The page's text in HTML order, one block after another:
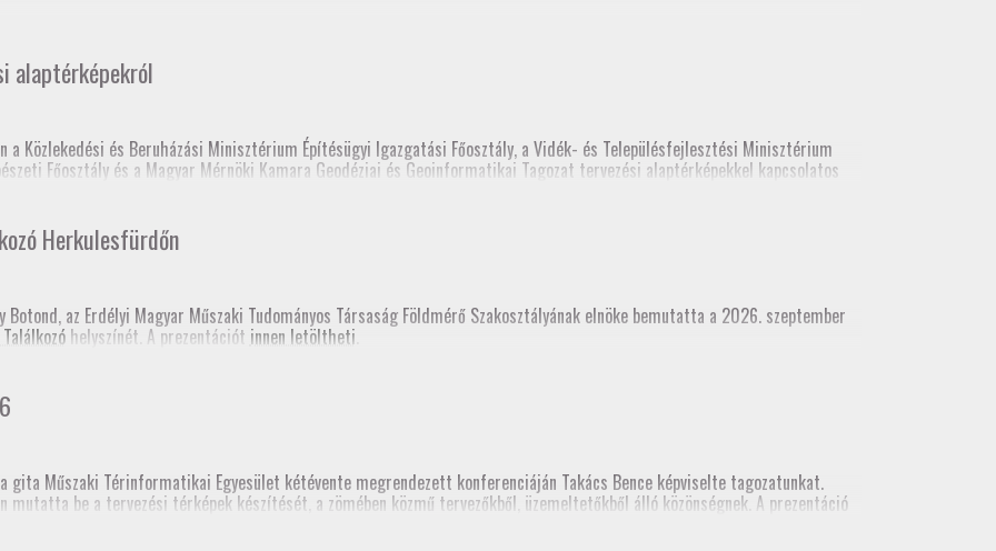
alaptérképekról
a Közlekedési és Beruházási Minisztérium Építésügyi Igazgatási Főosztály, a Vidék- és Településfejlesztési Minisztérium
Főosztály és a Magyar Mérnöki Kamara Geodéziai és Geoinformatikai Tagozat tervezési alaptérképekkel kapcsolatos
elnöksége nagyon sok tájékoztatón és fórumon tartott előadást a tervezési alaptérképekről. A legutolsó előadás
Fórum a szakcsoport szervezésében, szakmagyakorlók, kormányhivatal (építési és földhivatali területről), építész kamara
Fórum a szakcsoport szervezésében, kormányhivatal (építési és földhivatali területről), építész kamara részvételével
Főosztályvezetők Értekezlete (online, mintegy 240 fő földhivatali munkatárs részvételével)
Esztergom
szakmai továbbképzés (teljes megyei földhivatali részvétellel)
Szakfelügyelői Értekezlet (online, mintegy 70 fő részvételével)
Herkulesfürdőn
az Erdélyi Magyar Műszaki Tudományos Társaság Földmérő Szakosztályának elnöke bemutatta a 2026. szeptember
helyszínét. A prezentációt innen letöltheti
gita Műszaki Térinformatikai Egyesület kétévente megrendezett konferenciáján Takács Bence képviselte tagozatunkat.
mutatta be a tervezési térképek készítését, a zömében közmű tervezőkből, üzemeltetőkből álló közönségnek. A prezentáció